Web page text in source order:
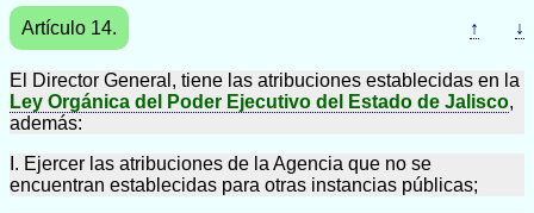
Artículo 14. ↑ ↓
El Director General, tiene las atribuciones establecidas en la
Ley Orgánica del Poder Ejecutivo del Estado de Jalisco,
además:
I. Ejercer las atribuciones de la Agencia que no se
encuentran establecidas para otras instancias públicas;